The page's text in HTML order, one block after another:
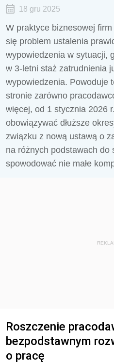
18 gru 2025
W praktyce biznesowej
się problem ustalenia
wypowiedzenia w sytuacji,
w 3-letni staż zatrudnienia
wypowiedzenia. Powoduje
stronie zarówno
więcej, od 1 stycznia 2026
obowiązywać dłuższe
związku z nową ustawą o
na różnych podstawach do
spowodować nie małe
Roszczenie
bezpodstawnym
o pracę